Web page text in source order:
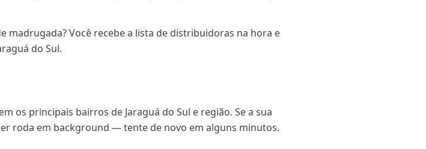
Você recebe a lista de distribuidoras na hora e
do Sul.
os principais bairros de Jaraguá do Sul e região. Se a sua
roda em background — tente de novo em alguns minutos.